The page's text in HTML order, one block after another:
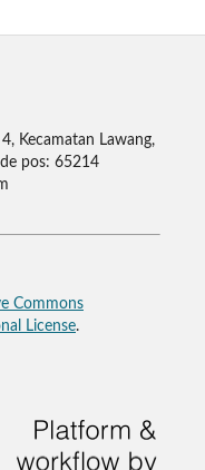
Kecamatan Lawang,
pos: 65214
Commons
License.